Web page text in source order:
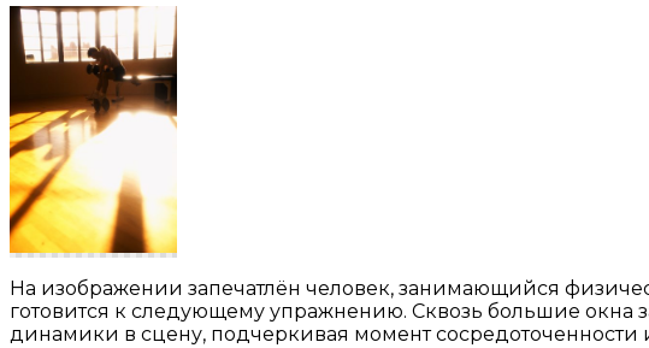
На изображении запечатлён человек, занимающийся
готовится к следующему упражнению. Сквозь большие окна
динамики в сцену, подчеркивая момент